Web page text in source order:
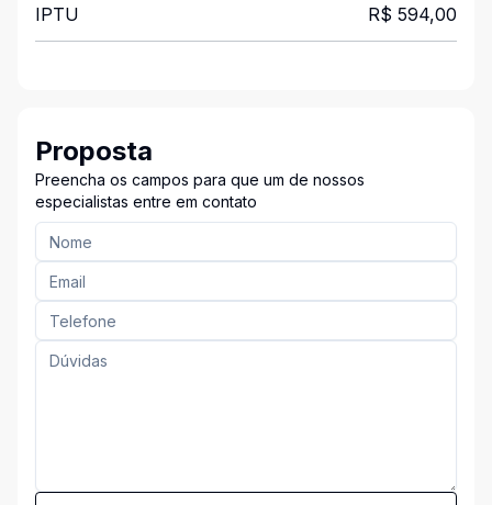
IPTU R$ 594,00
Proposta
Preencha os campos para que um de nossos
especialistas entre em contato